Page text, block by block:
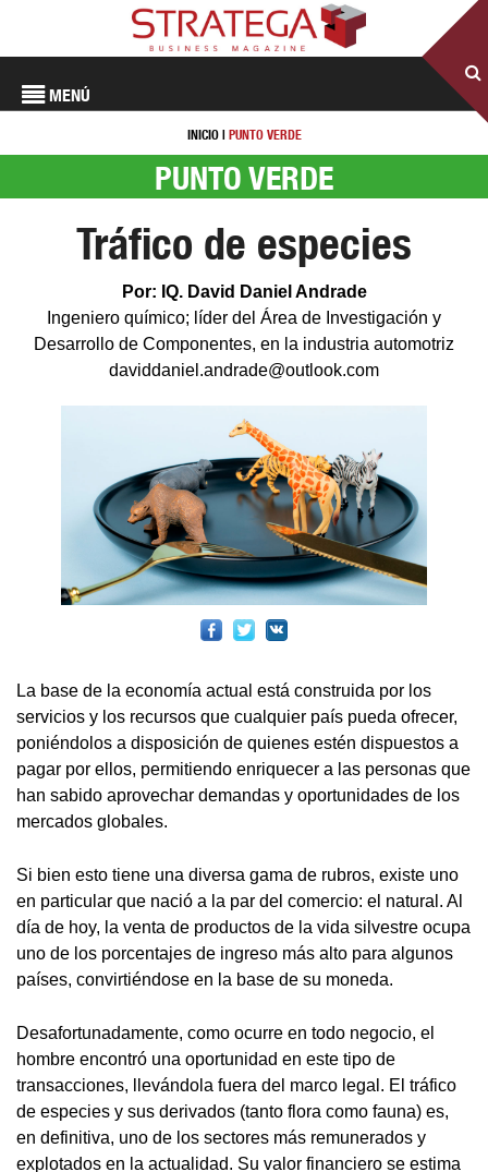
MENÚ
INICIO| PUNTO VERDE
PUNTO VERDE
Tráfico de especies
Por: IQ. David Daniel Andrade
Ingeniero químico; líder del Área de Investigación y
Desarrollo de Componentes, en la industria automotriz
daviddaniel.andrade@outlook.com
La base de la economía actual está construida por los
servicios y los recursos que cualquier país pueda ofrecer,
poniéndolos a disposición de quienes estén dispuestos a
pagar por ellos, permitiendo enriquecer a las personas que
han sabido aprovechar demandas y oportunidades de los
mercados globales.
Si bien esto tiene una diversa gama de rubros, existe uno
en particular que nació a la par del comercio: el natural. Al
día de hoy, la venta de productos de la vida silvestre ocupa
uno de los porcentajes de ingreso más alto para algunos
países, convirtiéndose en la base de su moneda.
Desafortunadamente, como ocurre en todo negocio, el
hombre encontró una oportunidad en este tipo de
transacciones, llevándola fuera del marco legal. El tráfico
de especies y sus derivados (tanto flora como fauna) es,
en definitiva, uno de los sectores más remunerados y
explotados en la actualidad. Su valor financiero se estima